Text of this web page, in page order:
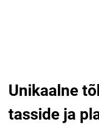
Unikaalne
tasside ja